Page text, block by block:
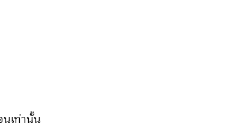
นเท่านั้น